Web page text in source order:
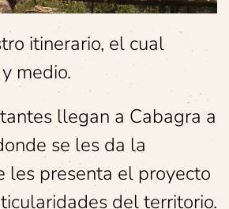
itinerario, el cual
medio.
llegan a Cabagra a
se les da la
les presenta el proyecto
del territorio.